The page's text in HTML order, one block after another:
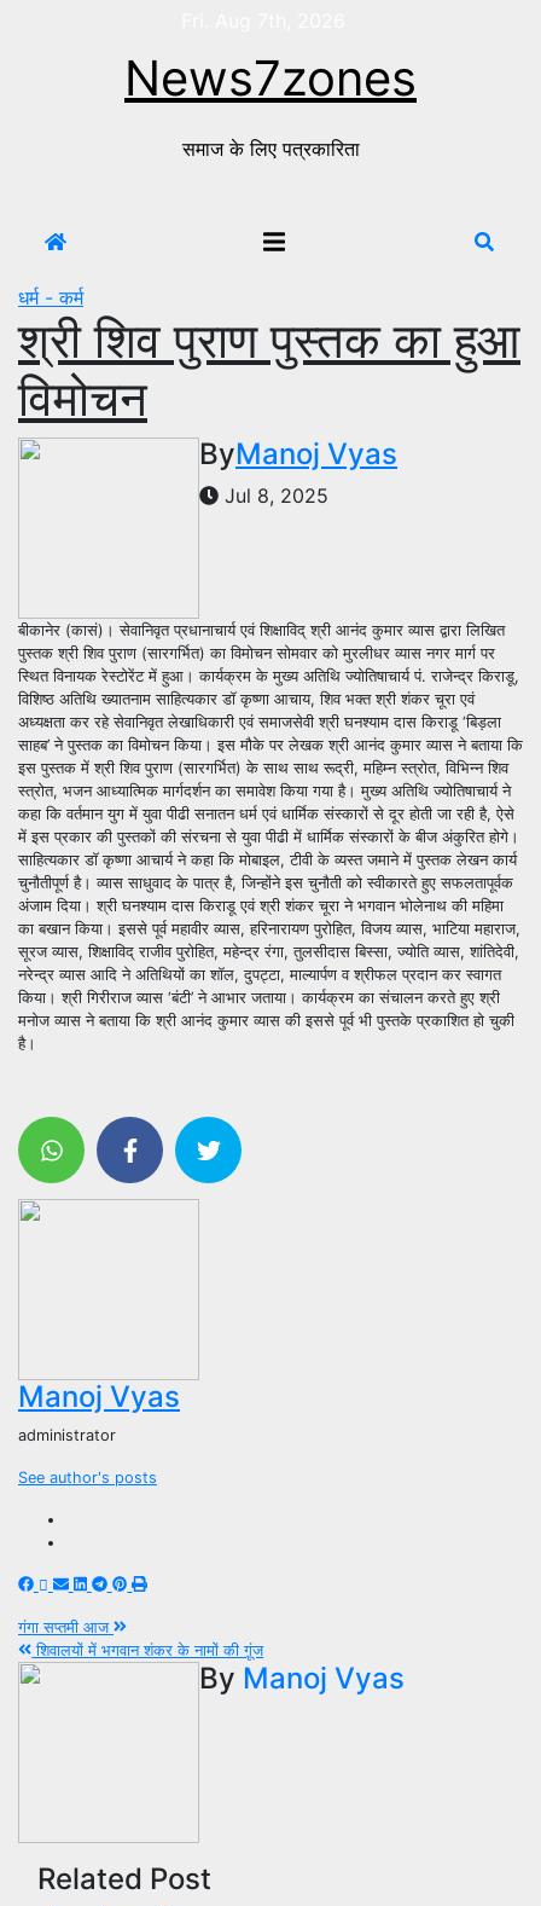
News7zones
समाज के लिए पत्रकारिता
धर्म - कर्म
श्री शिव पुराण पुस्तक का हुआ
विमोचन
ByManoj Vyas
Jul 8, 2025
बीकानेर (कासं)। सेवानिवृत प्रधानाचार्य एवं शिक्षाविद् श्री आनंद कुमार व्यास द्वारा लिखित
पुस्तक श्री शिव पुराण (सारगर्भित) का विमोचन सोमवार को मुरलीधर व्यास नगर मार्ग पर
स्थित विनायक रेस्टोरेंट में हुआ। कार्यक्रम के मुख्य अतिथि ज्योतिषाचार्य पं. राजेन्द्र किराडू,
विशिष्ठ अतिथि ख्यातनाम साहित्यकार डॉ कृष्णा आचाय, शिव भक्त श्री शंकर चूरा एवं
अध्यक्षता कर रहे सेवानिवृत लेखाधिकारी एवं समाजसेवी श्री घनश्याम दास किराडू ‘बिड़ला
साहब’ ने पुस्तक का विमोचन किया। इस मौके पर लेखक श्री आनंद कुमार व्यास ने बताया कि
इस पुस्तक में श्री शिव पुराण (सारगर्भित) के साथ साथ रूद्री, महिम्न स्त्रोत, विभिन्न शिव
स्त्रोत, भजन आध्यात्मिक मार्गदर्शन का समावेश किया गया है। मुख्य अतिथि ज्योतिषाचार्य ने
कहा कि वर्तमान युग में युवा पीढी सनातन धर्म एवं धार्मिक संस्कारों से दूर होती जा रही है, ऐसे
में इस प्रकार की पुस्तकों की संरचना से युवा पीढी में धार्मिक संस्कारों के बीज अंकुरित होगे।
साहित्यकार डॉ कृष्णा आचार्य ने कहा कि मोबाइल, टीवी के व्यस्त जमाने में पुस्तक लेखन कार्य
चुनौतीपूर्ण है। व्यास साधुवाद के पात्र है, जिन्होंने इस चुनौती को स्वीकारते हुए सफलतापूर्वक
अंजाम दिया। श्री घनश्याम दास किराडू एवं श्री शंकर चूरा ने भगवान भोलेनाथ की महिमा
का बखान किया। इससे पूर्व महावीर व्यास, हरिनारायण पुरोहित, विजय व्यास, भाटिया महाराज,
सूरज व्यास, शिक्षाविद् राजीव पुरोहित, महेन्द्र रंगा, तुलसीदास बिस्सा, ज्योति व्यास, शांतिदेवी,
नरेन्द्र व्यास आदि ने अतिथियों का शॉल, दुपट्टा, माल्यार्पण व श्रीफल प्रदान कर स्वागत
किया। श्री गिरीराज व्यास ‘बंटी’ ने आभार जताया। कार्यक्रम का संचालन करते हुए श्री
मनोज व्यास ने बताया कि श्री आनंद कुमार व्यास की इससे पूर्व भी पुस्तके प्रकाशित हो चुकी
है।
Manoj Vyas
administrator
See author's posts
Post
navigation
गंगा सप्तमी आज
शिवालयों में भगवान शंकर के नामों की गू़ंज
By Manoj Vyas
Related Post